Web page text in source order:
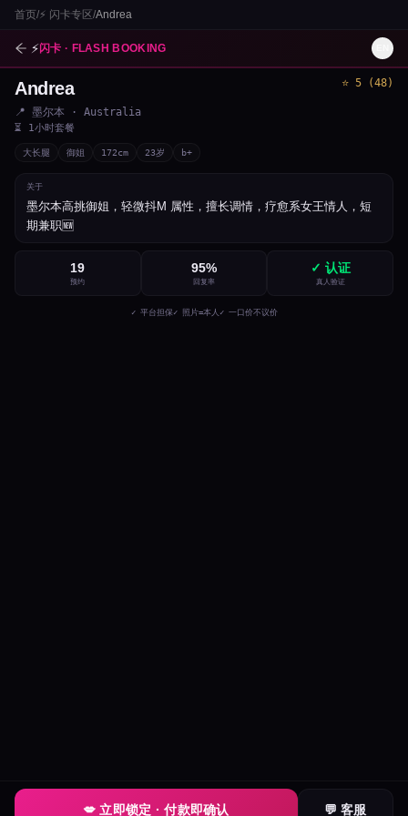
首页/⚡ 闪卡专区/Andrea
⚡闪卡 · FLASH BOOKING
1 /3
Andrea ⭐ 5 (48)
📍 墨尔本 · Australia
⏳ 1小时套餐
大长腿 御姐 172cm 23岁 b+
关于
墨尔本高挑御姐，轻微抖M 属性，擅长调情，疗愈系女王情人，短
期兼职🆕
19
预约
95%
回复率
✓ 认证
真人验证
✓ 平台担保✓ 照片=本人 ✓ 一口价不议价
💋 立即锁定 · 付款即确认 💬 客服